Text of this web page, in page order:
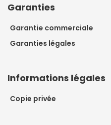
Garanties
Garantie commerciale
Garanties légales
Informations légales
Copie privée